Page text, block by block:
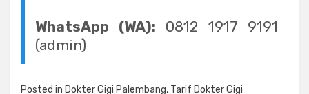
WhatsApp (WA): 0812 1917 9191
(admin)
Posted in Dokter Gigi Palembang, Tarif Dokter Gigi